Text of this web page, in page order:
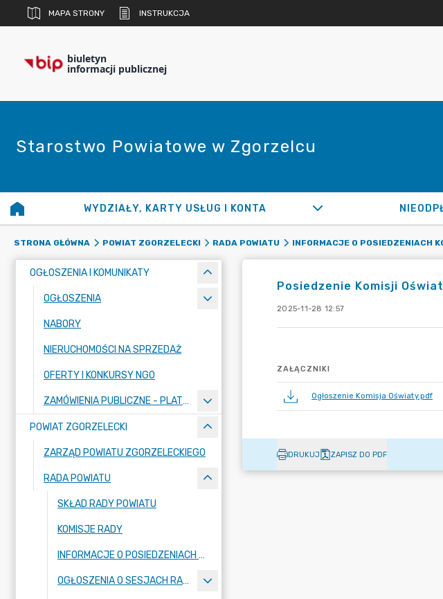
MAPA STRONY INSTRUKCJA
biuletyn
informacji publicznej
Starostwo Powiatowe w Zgorzelcu
WYDZIAŁY, KARTY USŁUG I KONTA
STRONA GŁÓWNA POWIAT ZGORZELECKI RADA POWIATU INFORMACJE O POSIEDZENIACH
OGŁOSZENIA I KOMUNIKATY
OGŁOSZENIA
NABORY
NIERUCHOMOŚCI NA SPRZEDAŻ
OFERTY I KONKURSY NGO
ZAMÓWIENIA PUBLICZNE - PLATFORMA ZAKUPOWA
POWIAT ZGORZELECKI
ZARZĄD POWIATU ZGORZELECKIEGO
RADA POWIATU
SKŁAD RADY POWIATU
KOMISJE RADY
INFORMACJE O POSIEDZENIACH KOMISJI
OGŁOSZENIA O SESJACH RADY POWIATU
Posiedzenie Komisji
2025-11-28 12:57
ZAŁĄCZNIKI
Ogłoszenie Komisja Oświaty.pdf
DRUKUJ ZAPISZ DO PDF